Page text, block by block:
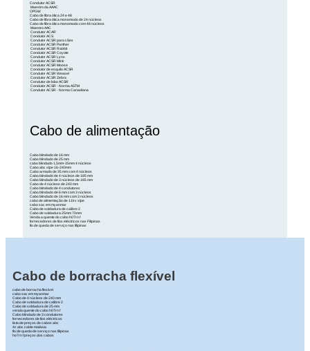
Condutor ACSR
Maestro da AAAC
OPGW
Cabo de fibra ótica 24 e 48
Cabo de fibra ótica monomodo de 24 núcleos
Cabo de fibra ótica monomodo com 48 núcleos
Maestro AAC
Condutor ACAR
Condutor ACS
Condutor ACSR para cães
Condutor ACSR Panther
Condutor ACSR Rabbit
Condutor ACSR Coyote
Condutor ACSR Lynx
Condutor ACSR Mink
Condutor ACSR Moose
Condutor de esquilo ACSR
Condutor ACSR Weasel
Condutor ACSR Zebra
Condutor de lobo ACSR
Condutor ACSR - Norma ASTM
Condutor ACSR - Norma Canadiana
Cabo de alimentação
Cabo blindado de 16 mm
Cabo blindado de 25 mm
cabo blindado 1,5mm-35mm 4 núcleos
Cabo abc xlpe 16-240mm
Cabo armado de 35 mm com 4 núcleos
Cabo blindado de 4 núcleos de 185 mm
Cabo blindado de 3 núcleos de 185 mm
Cabo de 4 núcleos de 240 mm
Cabo blindado de 4 condutores
Cabo blindado de 6 mm com 3 núcleos
Cabo blindado de 16 mm com 3 núcleos
cabo de alimentação de 11kv xlpe
cabo sac em myanmar
Cabo de soldadura de calibre 2
Cabo de soldadura 25mm 70mm
Venda a quente do cabo h07rn f
fornecedores de fios eléctricos nas Filipinas
fio de queda de serviço nas filipinas
Cabo de borracha flexível
cabo de borracha flexível
cabo sac em myanmar
Cabo de 4 núcleos de 240 mm
Cabo de soldadura de calibre 2
Cabo de soldadura de 25 mm
venda quente do cabo h07rn f
Cabo blindado de 3 condutores
fornecedores de fios eléctricos
lista de preços de cabos abc
4c abc cable malásia
fio de queda de serviço nas filipinas
ho7rn f preços dos cabos